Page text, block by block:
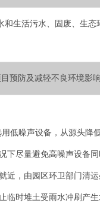
和生活污水、固废、生态
预防及减轻不良环境影
低噪声设备，从源头
尽量避免高噪声设备
近，由园区环卫部门清
时堆土受雨水冲刷产生